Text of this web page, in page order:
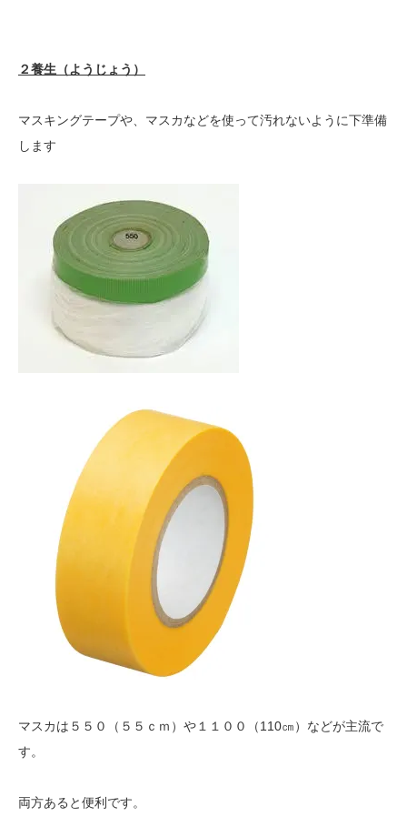
２養生（ようじょう）
マスキングテープや、マスカなどを使って汚れないように下準備
します
マスカは５５０（５５ｃｍ）や１１００（110㎝）などが主流で
す。
両方あると便利です。